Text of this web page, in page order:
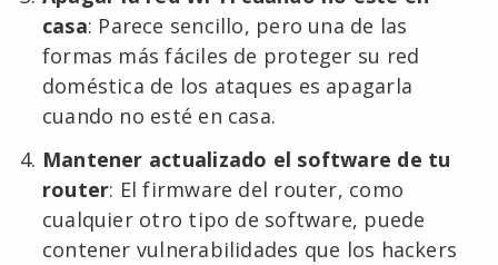
casa: Parece sencillo, pero una de las
formas más fáciles de proteger su red
doméstica de los ataques es apagarla
cuando no esté en casa.
Mantener actualizado el software de tu
router: El firmware del router, como
cualquier otro tipo de software, puede
contener vulnerabilidades que los hackers